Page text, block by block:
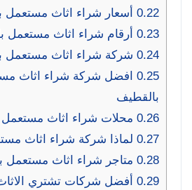
0.22 أسعار شراء اثاث مستعمل
0.23 أرقام شراء اثاث مستعمل
0.24 شركة شراء اثاث مستعمل
0.25 افضل شركة شراء اثاث
بالقطيف
0.26 محلات شراء اثاث مستعمل
0.27 لماذا شركة شراء اثاث
0.28 متاجر شراء اثاث مستعمل
0.29 أفضل شركات تشتري